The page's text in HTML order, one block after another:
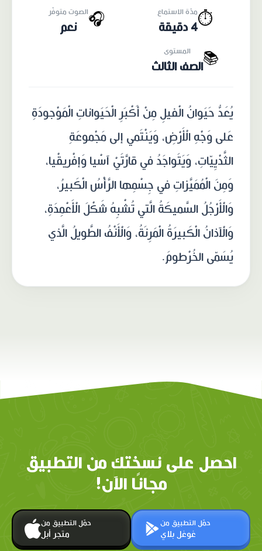
⏱️مدّة الاستماع
4 دقيقة
🎧الصوت متوفّر
نعم
📚 المستوى
الصف الثالث
يُعَدُّ حَيَوانُ الْفيلِ مِنْ أَكْبَرِ الْحَيَواناتِ الْمَوْجودَةِ
عَلى وَجْهِ الْأَرْضِ، وَيَنْتَمي إلى مَجْموعَةِ
الثَّدْيِيّاتِ، وَيَتَواجَدُ في قارَّتَيْ آسْيا وَإفْريقْيا،
وَمِنَ الْمُمَيَّزاتِ في جِسْمِها الرَّأْسُ الْكَبيرُ،
وَالْأَرْجُلُ السَّميكَةُ الَّتي تُشْبِهُ شَكْلَ الْأَعْمِدَةِ،
وَالْآذانُ الْكَبيرَةُ الْمَرِنَةُ، وَالْأَنْفُ الطَّويلُ الَّذي
يُسَمّى الخُرْطومَ.
احصل على نسختك من التطبيق
مجانًا الآن!
حمّل التطبيق من
متجر أبل
حمّل التطبيق من
غوغل بلاي